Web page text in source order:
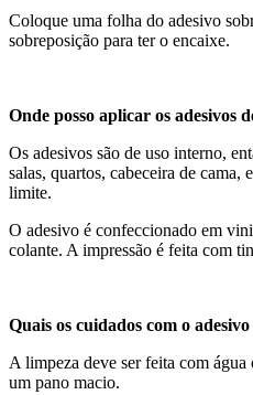
Coloque uma folha do adesivo
sobreposição para ter o encaixe.
Onde posso aplicar os adesivos
Os adesivos são de uso interno,
salas, quartos, cabeceira de cama,
limite.
O adesivo é confeccionado em
colante. A impressão é feita com
Quais os cuidados com o
A limpeza deve ser feita com
um pano macio.